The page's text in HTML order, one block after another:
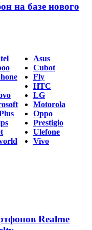
на базе нового
Asus
Cubot
Fly
HTC
LG
Motorola
Oppo
Prestigio
Ulefone
Vivo
Realme